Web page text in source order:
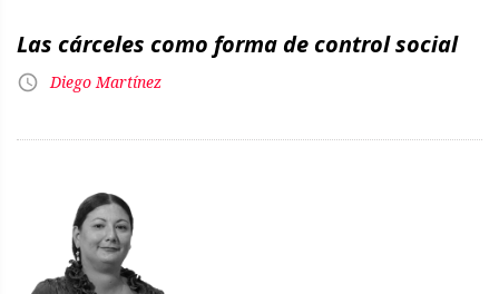
Las cárceles como forma de control social
Diego Martínez